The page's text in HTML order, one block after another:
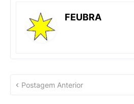
FEUBRA
Postagem Anterior